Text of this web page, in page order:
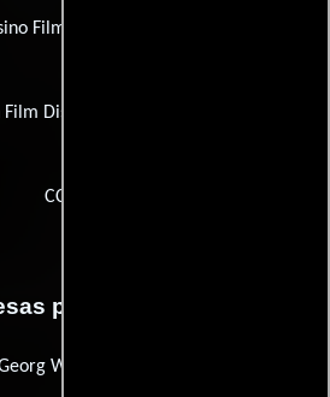
Film Exchange
Film Distributors Inc.
CCB
productoras
Witt-Film